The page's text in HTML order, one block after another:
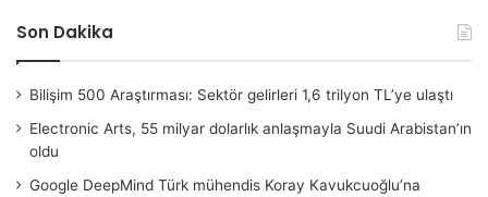
Son Dakika
Bilişim 500 Araştırması: Sektör gelirleri 1,6 trilyon TL’ye ulaştı
Electronic Arts, 55 milyar dolarlık anlaşmayla Suudi Arabistan’ın
oldu
Google DeepMind Türk mühendis Koray Kavukcuoğlu’na